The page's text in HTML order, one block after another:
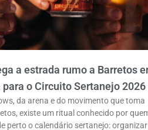
a estrada rumo a Barretos
o Circuito Sertanejo 2026
da arena e do movimento que toma
existe um ritual conhecido por
perto o calendário sertanejo: organizar